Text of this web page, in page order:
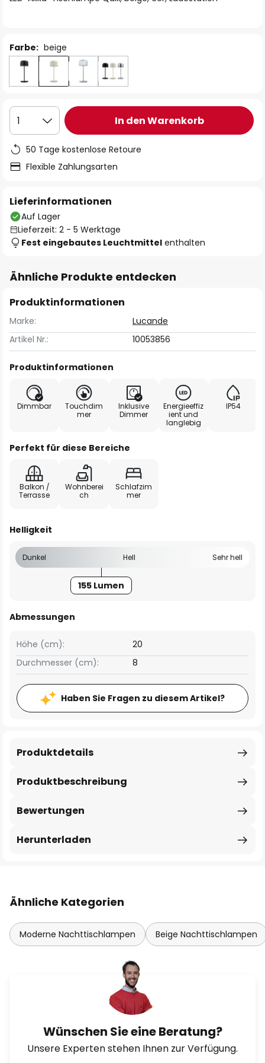
Farbe: beige
1 In den Warenkorb
50 Tage kostenlose Retoure
Flexible Zahlungsarten
Lieferinformationen
Auf Lager
Lieferzeit: 2 - 5 Werktage
Fest eingebautes Leuchtmittel enthalten
Ähnliche Produkte entdecken
Produktinformationen
Marke:
Lucande
Artikel Nr.:
10053856
Produktinformationen
Dimmbar
Touchdim
mer
Inklusive
Dimmer
Energieeffiz
ient und
langlebig
IP54
Perfekt für diese Bereiche
Balkon /
Terrasse
Wohnberei
ch
Schlafzim
mer
Helligkeit
Dunkel Hell Sehr hell
155 Lumen
Abmessungen
Höhe (cm):
20
Durchmesser (cm):
8
Haben Sie Fragen zu diesem Artikel?
Produktbeschreibung
Produktdetails
Bewertungen
Herunterladen
Ähnliche Kategorien
Moderne Nachttischlampen Beige Nachttischlampen
Wünschen Sie eine Beratung?
Unsere Experten stehen Ihnen zur Verfügung.